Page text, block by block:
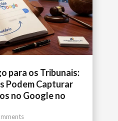
para os Tribunais:
Podem Capturar
no Google no